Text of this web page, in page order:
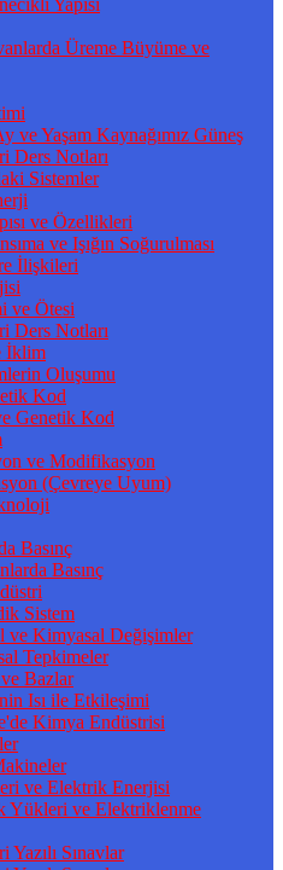
Üreme Büyüme ve
ve Yaşam Kaynağımız Güneş
Ders Notları
Sistemler
ve Özellikleri
ve Işığın Soğurulması
İlişkileri
ve Ötesi
Ders Notları
İklim
Oluşumu
Kod
Genetik Kod
ve Modifikasyon
(Çevreye Uyum)
Basınç
Basınç
Sistem
ve Kimyasal Değişimler
Tepkimeler
Bazlar
Isı ile Etkileşimi
Kimya Endüstrisi
ve Elektrik Enerjisi
Yükleri ve Elektriklenme
Yazılı Sınavlar